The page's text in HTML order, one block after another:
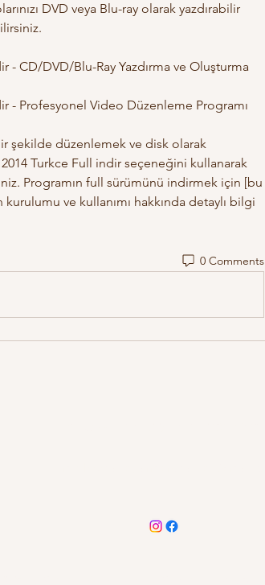
DVD veya Blu-ray olarak yazdırabilir
- CD/DVD/Blu-Ray Yazdırma ve Oluşturma
- Profesyonel Video Düzenleme Programı
Turkce Full indir seçeneğini kullanarak
Programın full sürümünü indirmek için [bu
ve kullanımı hakkında detaylı bilgi
0 Comments